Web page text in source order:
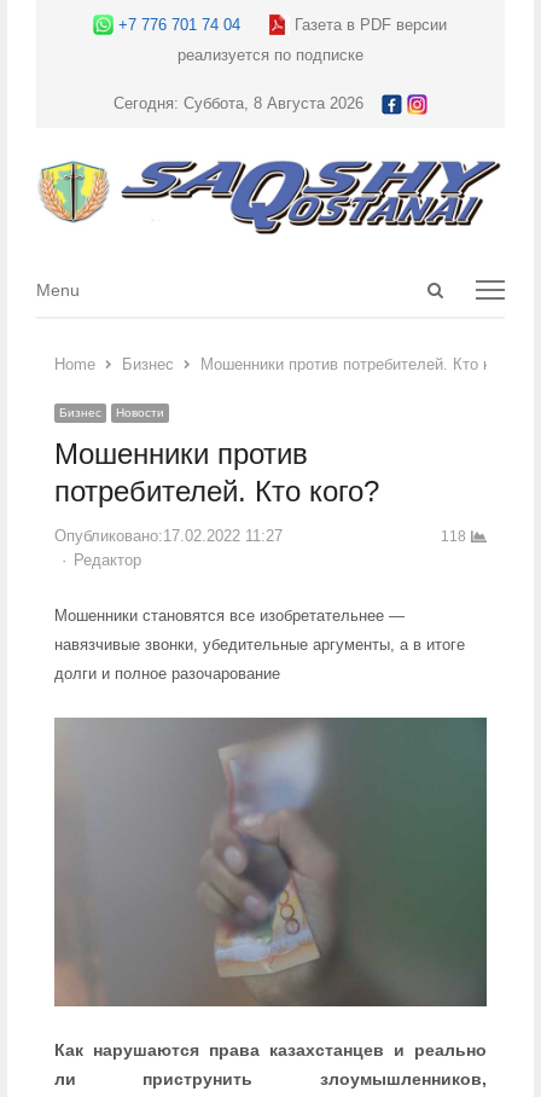
+7 776 701 74 04
Газета в PDF версии
реализуется по подписке
Сегодня: Суббота, 8 Августа 2026
Open
Menu
Menu
Home Бизнес Мошенники против потребителей. Кто кого?
Бизнес Новости
Мошенники против
потребителей. Кто кого?
Опубликовано:17.02.2022 11:27
Author
Редактор
118
Мошенники становятся все изобретательнее —
навязчивые звонки, убедительные аргументы, а в итоге
долги и полное разочарование
Как нарушаются права казахстанцев и реально
ли приструнить злоумышленников,